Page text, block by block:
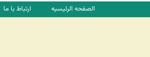
الصفحه الرئیسیه ارتباط با ما